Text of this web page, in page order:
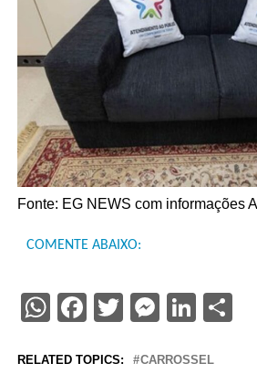
Fonte: EG NEWS com informações
COMENTE ABAIXO:
WhatsApp
Facebook
Twitter
RELATED TOPICS: CARROSSEL